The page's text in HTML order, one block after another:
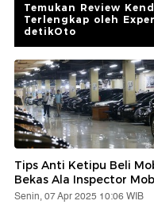
Temukan Review
Terlengkap oleh
detikOto
Tips Anti Ketipu Beli
Bekas Ala Inspector
Senin, 07 Apr 2025 10:06 WIB